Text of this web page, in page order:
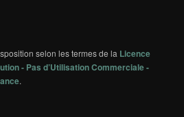
selon les termes de la Licence
- Pas d’Utilisation Commerciale -
.